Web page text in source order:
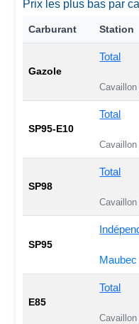
Prix les plus bas par
Carburant Station
Gazole
Total
Cavaillon
SP95-E10
Total
Cavaillon
SP98
Total
Cavaillon
SP95
E85
Total
Cavaillon